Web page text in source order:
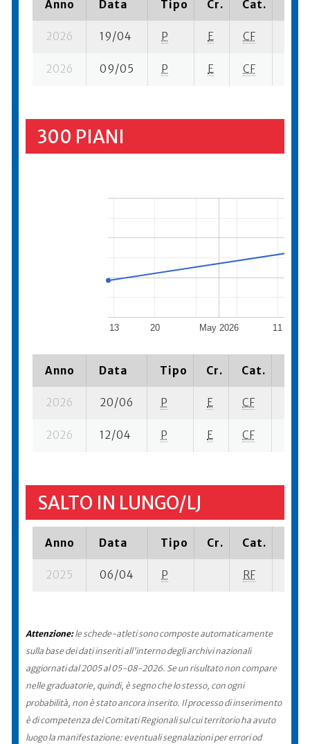
Anno Data Tipo Cr. Cat.
2026 19/04 P E CF
2026 09/05 P E CF
300 PIANI
May 2026
13 20 11
Anno Data Tipo Cr. Cat.
2026 20/06 P E CF
2026 12/04 P E CF
SALTO IN LUNGO/LJ
Anno Data Tipo Cr. Cat.
2025 06/04 P RF
Attenzione:le schede-atleti sono composte automaticamente
sulla base dei dati inseriti all'interno degli archivi nazionali
aggiornati dal 2005 al 05-08-2026. Se un risultato non compare
nelle graduatorie, quindi, è segno che lo stesso, con ogni
probabilità, non è stato ancora inserito. Il processo di inserimento
è di competenza dei Comitati Regionali sul cui territorio ha avuto
luogo la manifestazione: eventuali segnalazioni per errori od